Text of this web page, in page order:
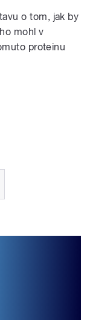
o tom, jak by
mohl v
proteinu